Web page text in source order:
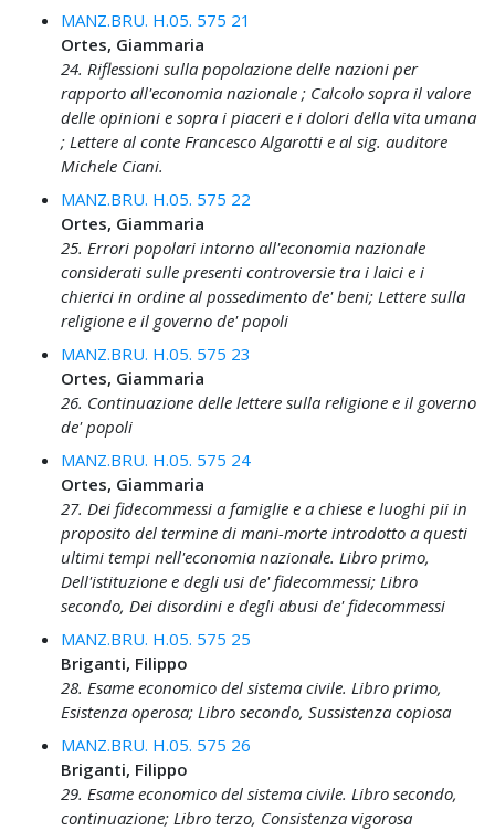
MANZ.BRU. H.05. 575 21
Ortes, Giammaria
24. Riflessioni sulla popolazione delle nazioni per
rapporto all'economia nazionale ; Calcolo sopra il valore
delle opinioni e sopra i piaceri e i dolori della vita umana
; Lettere al conte Francesco Algarotti e al sig. auditore
Michele Ciani.
MANZ.BRU. H.05. 575 22
Ortes, Giammaria
25. Errori popolari intorno all'economia nazionale
considerati sulle presenti controversie tra i laici e i
chierici in ordine al possedimento de' beni; Lettere sulla
religione e il governo de' popoli
MANZ.BRU. H.05. 575 23
Ortes, Giammaria
26. Continuazione delle lettere sulla religione e il governo
de' popoli
MANZ.BRU. H.05. 575 24
Ortes, Giammaria
27. Dei fidecommessi a famiglie e a chiese e luoghi pii in
proposito del termine di mani-morte introdotto a questi
ultimi tempi nell'economia nazionale. Libro primo,
Dell'istituzione e degli usi de' fidecommessi; Libro
secondo, Dei disordini e degli abusi de' fidecommessi
MANZ.BRU. H.05. 575 25
Briganti, Filippo
28. Esame economico del sistema civile. Libro primo,
Esistenza operosa; Libro secondo, Sussistenza copiosa
MANZ.BRU. H.05. 575 26
Briganti, Filippo
29. Esame economico del sistema civile. Libro secondo,
continuazione; Libro terzo, Consistenza vigorosa